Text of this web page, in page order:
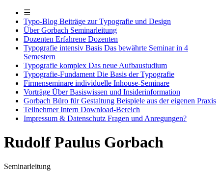
☰
Typo-Blog Beiträge zur Typografie und Design
Über Gorbach Seminarleitung
Dozenten Erfahrene Dozenten
Typografie intensiv Basis Das bewährte Seminar in 4
Semestern
Typografie komplex Das neue Aufbaustudium
Typografie-Fundament Die Basis der Typografie
Firmenseminare individuelle Inhouse-Seminare
Vorträge Über Basiswissen und Insiderinformation
Gorbach Büro für Gestaltung Beispiele aus der eigenen Praxis
Teilnehmer Intern Download-Bereich
Impressum & Datenschutz Fragen und Anregungen?
Rudolf Paulus Gorbach
Seminarleitung